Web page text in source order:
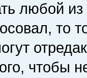
любой
то
чтобы